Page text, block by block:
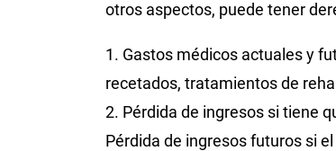
otros aspectos, puede tener
1. Gastos médicos actuales y
recetados, tratamientos de
2. Pérdida de ingresos si tiene
Pérdida de ingresos futuros si